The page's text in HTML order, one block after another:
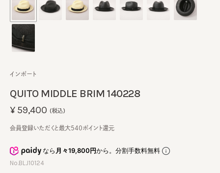
QUITO MIDDLE BRIM 140228
インポート
なら月々19,800円から。分割手数料無料
No.BLJ10124
¥59,400 (税込)
会員登録いただくと最大540ポイント還元